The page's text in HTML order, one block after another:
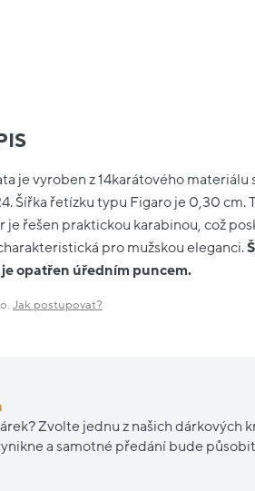
je vyroben z 14karátového
Šířka řetízku typu Figaro je 0,30 cm.
je řešen praktickou karabinou, což
pro mužskou eleganci.
opatřen úředním puncem.
Jak postupovat?
Zvolte jednu z našich dárkových
a samotné předání bude